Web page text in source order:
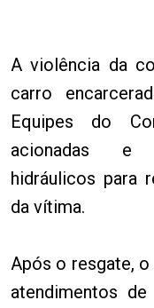
A violência da
carro
Equipes do
acionadas e
hidráulicos para
da vítima.
Após o resgate,
atendimentos